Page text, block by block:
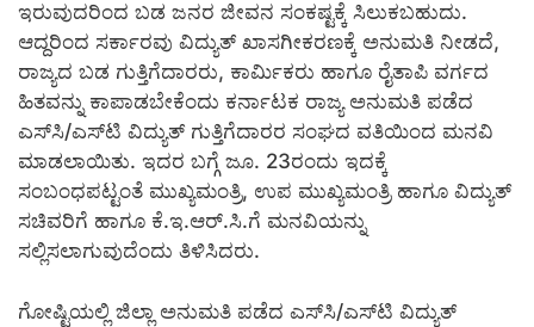
ಇರುವುದರಿಂದ ಬಡ ಜನರ ಜೀವನ ಸಂಕಷ್ಟಕ್ಕೆ ಸಿಲುಕಬಹುದು.
ಆದ್ದರಿಂದ ಸರ್ಕಾರವು ವಿದ್ಯುತ್ ಖಾಸಗೀಕರಣಕ್ಕೆ ಅನುಮತಿ ನೀಡದೆ,
ರಾಜ್ಯದ ಬಡ ಗುತ್ತಿಗೆದಾರರು, ಕಾರ್ಮಿಕರು ಹಾಗೂ ರೈತಾಪಿ ವರ್ಗದ
ಹಿತವನ್ನು ಕಾಪಾಡಬೇಕೆಂದು ಕರ್ನಾಟಕ ರಾಜ್ಯ ಅನುಮತಿ ಪಡೆದ
ಎಸ್‍ಸಿ/ಎಸ್‍ಟಿ ವಿದ್ಯುತ್ ಗುತ್ತಿಗೆದಾರರ ಸಂಘದ ವತಿಯಿಂದ ಮನವಿ
ಮಾಡಲಾಯಿತು. ಇದರ ಬಗ್ಗೆ ಜೂ. 23ರಂದು ಇದಕ್ಕೆ
ಸಂಬಂಧಪಟ್ಟಂತೆ ಮುಖ್ಯಮಂತ್ರಿ, ಉಪ ಮುಖ್ಯಮಂತ್ರಿ ಹಾಗೂ ವಿದ್ಯುತ್
ಸಚಿವರಿಗೆ ಹಾಗೂ ಕೆ.ಇ.ಆರ್.ಸಿ.ಗೆ ಮನವಿಯನ್ನು
ಸಲ್ಲಿಸಲಾಗುವುದೆಂದು ತಿಳಿಸಿದರು.
ಗೋಷ್ಟಿಯಲ್ಲಿ ಜಿಲ್ಲಾ ಅನುಮತಿ ಪಡೆದ ಎಸ್‍ಸಿ/ಎಸ್‍ಟಿ ವಿದ್ಯುತ್